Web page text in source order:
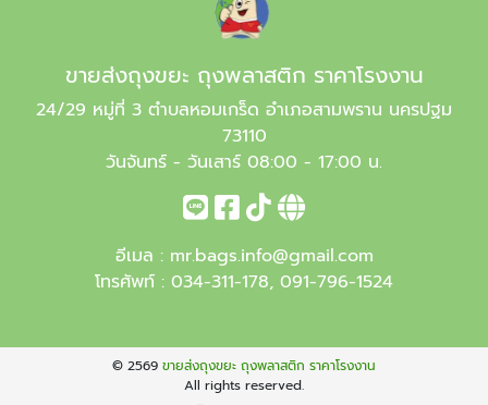
ขายส่งถุงขยะ ถุงพลาสติก ราคาโรงงาน
24/29 หมู่ที่ 3 ตำบลหอมเกร็ด อำเภอสามพราน นครปฐม
73110
วันจันทร์ - วันเสาร์ 08:00 - 17:00 น.
อีเมล : mr.bags.info@gmail.com
โทรศัพท์ : 034-311-178, 091-796-1524
© 2569 ขายส่งถุงขยะ ถุงพลาสติก ราคาโรงงาน
All rights reserved.